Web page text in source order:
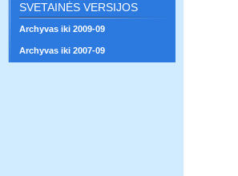
SVETAINĖS VERSIJOS
Archyvas iki 2009-09
Archyvas iki 2007-09